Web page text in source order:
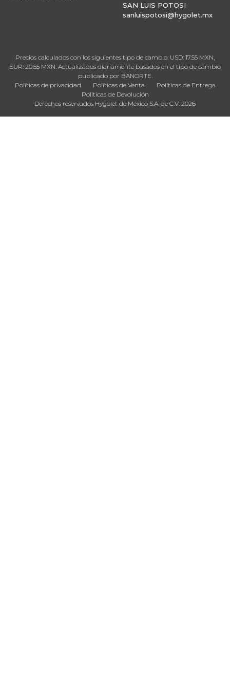
SAN LUIS POTOSI
sanluispotosi@hygolet.mx
Precios calculados con los siguientes tipo de cambio: USD: 17.55 MXN,
EUR: 20.55 MXN. Actualizados diariamente basados en el tipo de cambio
publicado por BANORTE.
Políticas de privacidad
Políticas de Venta
Políticas de Entrega
Políticas de Devolución
Derechos reservados Hygolet de México S.A. de C.V. 2026